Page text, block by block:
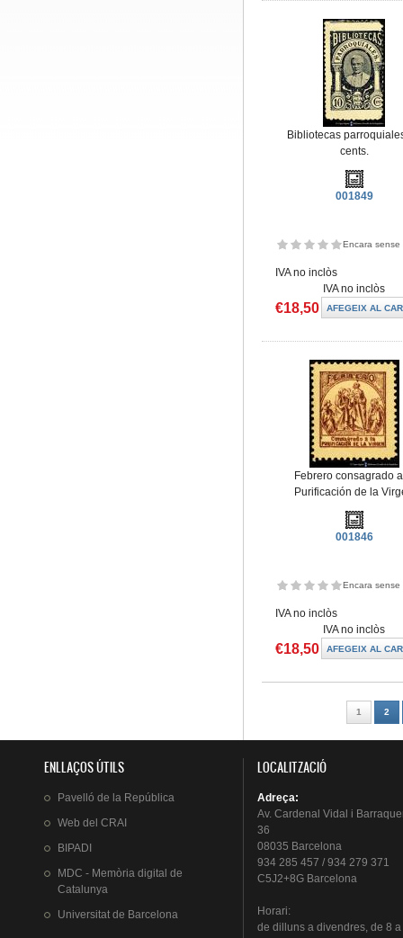
Bibliotecas
cents.
001849
Encara sense
IVA no inclòs
IVA no inclòs
€18,50
Febrero consagrado
Purificación de la
001846
Encara sense
IVA no inclòs
IVA no inclòs
€18,50
1 2
ENLLAÇOS ÚTILS
Pavelló de la República
Web del CRAI
BIPADI
MDC - Memòria digital de
Catalunya
Universitat de Barcelona
LOCALITZACIÓ
Adreça:
Av. Cardenal Vidal i
36
08035 Barcelona
934 285 457 / 934 279 371
C5J2+8G Barcelona
Horari:
de dillunsa divendres, de 8